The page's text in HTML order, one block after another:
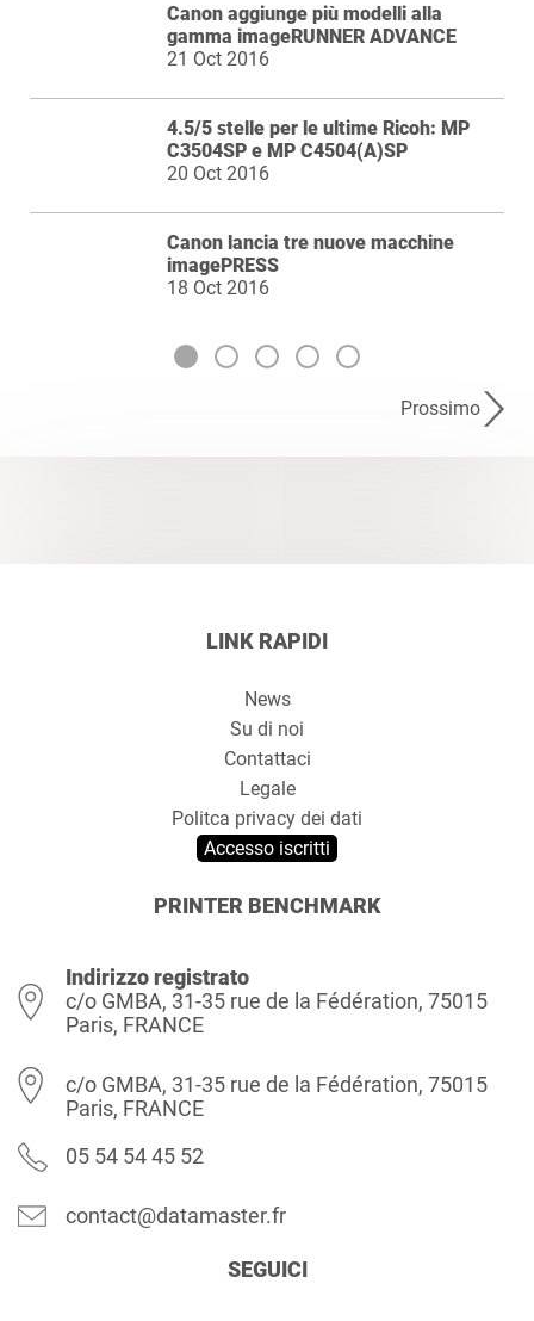
Canon aggiunge più modelli alla
gamma imageRUNNER ADVANCE
21 Oct 2016
4.5/5 stelle per le ultime Ricoh: MP
C3504SP e MP C4504(A)SP
20 Oct 2016
Canon lancia tre nuove macchine
imagePRESS
18 Oct 2016
Prossimo
LINK RAPIDI
News
Su di noi
Contattaci
Legale
Politca privacy dei dati
Accesso iscritti
PRINTER BENCHMARK
Indirizzo registrato
c/o GMBA, 31-35 rue de la Fédération, 75015
Paris, FRANCE
c/o GMBA, 31-35 rue de la Fédération, 75015
Paris, FRANCE
05 54 54 45 52
contact@datamaster.fr
SEGUICI